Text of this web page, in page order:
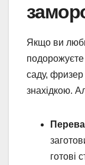
Якщо ви
подорожуєте
саду,
знахідкою.
готові